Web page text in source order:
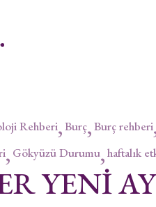
Rehberi Burç Burç rehberi
Gökyüzü Durumu haftalık
YENİ